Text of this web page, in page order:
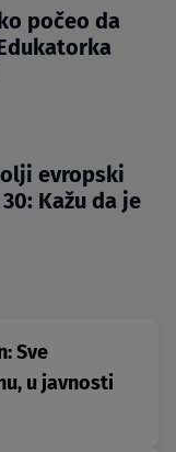
počeo da
evropski
Kažu da je
Sve
u javnosti